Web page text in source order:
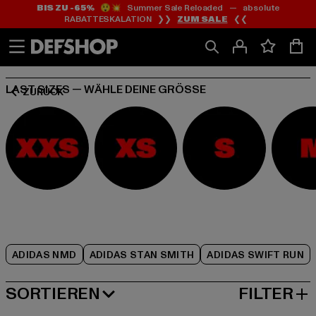
Zum
Inhalt
springen
Zum
Fußzeile
springen
BIS ZU -65%😲💥 Summer Sale Reloaded — absolute
RABATTESKALATION ❯❯ ZUM SALE ❮❮
ZURÜCK
LAST SIZES — WÄHLE DEINE GRÖSSE
ADIDAS NMD ADIDAS STAN SMITH ADIDAS SWIFT RUN
Zum
Produktraster
springen
SORTIEREN
NEUESTE FILTER